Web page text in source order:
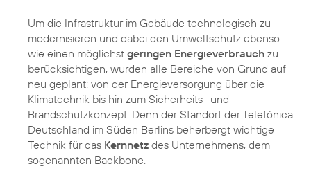
Um die Infrastruktur im Gebäude technologisch zu
modernisieren und dabei den Umweltschutz ebenso
wie einen möglichst geringen Energieverbrauch zu
berücksichtigen, wurden alle Bereiche von Grund auf
neu geplant: von der Energieversorgung über die
Klimatechnik bis hin zum Sicherheits- und
Brandschutzkonzept. Denn der Standort der Telefónica
Deutschland im Süden Berlins beherbergt wichtige
Technik für das Kernnetz des Unternehmens, dem
sogenannten Backbone.